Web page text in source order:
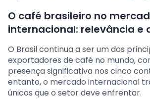
O café brasileiro no
internacional: relevância e
O Brasil continua a ser um dos
exportadores de café no mundo,
presença significativa nos cinco
entanto, o mercado internacional
únicos que o setor deve enfrentar.